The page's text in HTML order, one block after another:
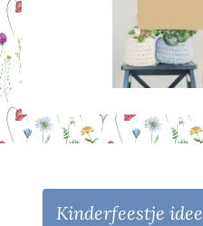
Kinderfeestje idee